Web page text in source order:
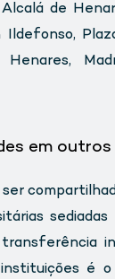
de
Ildefonso,
em
é